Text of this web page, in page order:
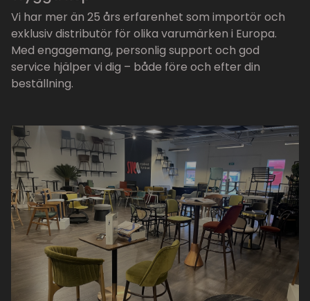
Vi har mer än 25 års erfarenhet som importör och
exklusiv distributör för olika varumärken i Europa.
Med engagemang, personlig support och god
service hjälper vi dig – både före och efter din
beställning.